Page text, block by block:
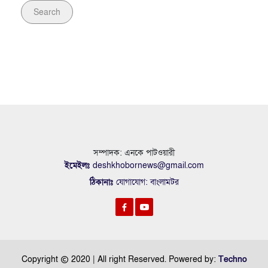
Search
সম্পাদক: এনকে পাটওয়ারী
ইমেইলঃ deshkhobornews@gmail.com
ঠিকানাঃ যোগাযোগ: বাংলামটর
Copyright 2020 | All right Reserved. Powered by: Techno